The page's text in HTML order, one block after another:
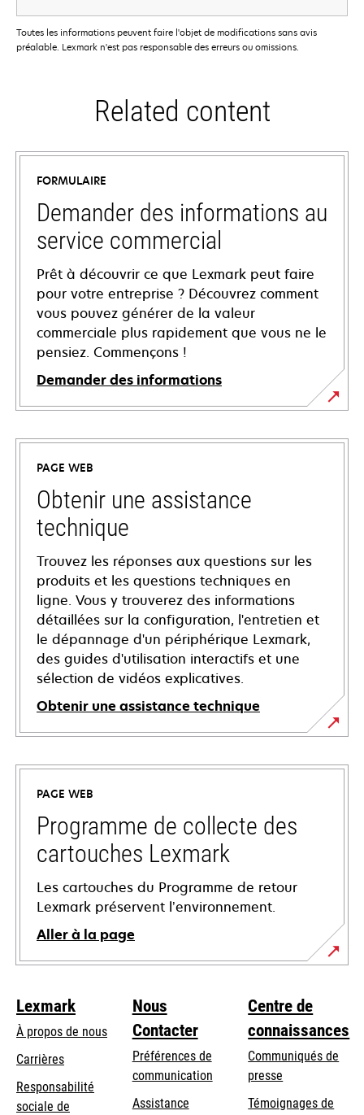
Toutes les informations peuvent faire l'objet de modifications sans avis
préalable. Lexmark n'est pas responsable des erreurs ou omissions.
Related content
FORMULAIRE
Demander des informations au
service commercial
Prêt à découvrir ce que Lexmark peut faire
pour votre entreprise ? Découvrez comment
vous pouvez générer de la valeur
commerciale plus rapidement que vous ne le
pensiez. Commençons !
Demander des informations
PAGE WEB
Obtenir une assistance
technique
Trouvez les réponses aux questions sur les
produits et les questions techniques en
ligne. Vous y trouverez des informations
détaillées sur la configuration, l'entretien et
le dépannage d'un périphérique Lexmark,
des guides d'utilisation interactifs et une
sélection de vidéos explicatives.
Obtenir une assistance technique
s’ouvre
dans
nouvel
onglet
PAGE WEB
Programme de collecte des
cartouches Lexmark
Les cartouches du Programme de retour
Lexmark préservent l’environnement.
Aller à la page
Lexmark
À propos de nous
Carrières
s’ouvre
dans
Responsabilité
sociale de
Nous
Contacter
Préférences de
communication
s’ouvre
Assistance
Centre de
connaissances
Communiqués de
presse
Témoignages de